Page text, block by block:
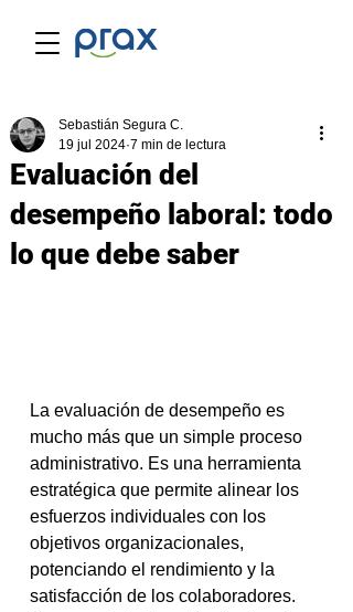
Evaluación del
desempeño laboral: todo
lo que debe saber
Sebastián Segura C.
19 jul 2024 7 min de lectura
La evaluación de desempeño es
mucho más que un simple proceso
administrativo. Es una herramienta
estratégica que permite alinear los
esfuerzos individuales con los
objetivos organizacionales,
potenciando el rendimiento y la
satisfacción de los colaboradores.